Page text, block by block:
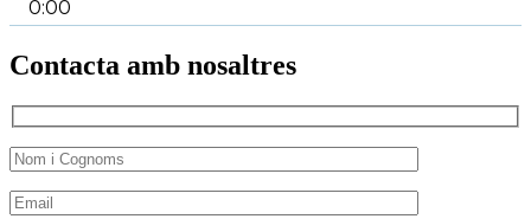
0:00
Contacta amb nosaltres